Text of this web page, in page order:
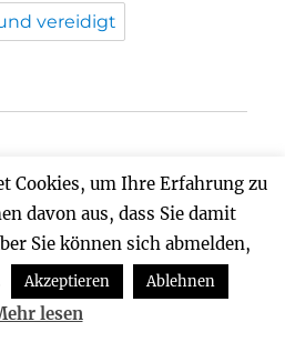
vereidigt
öffnen
Cookies, um Ihre Erfahrung zu
davon aus, dass Sie damit
Sie können sich abmelden,
Akzeptieren Ablehnen
lesen